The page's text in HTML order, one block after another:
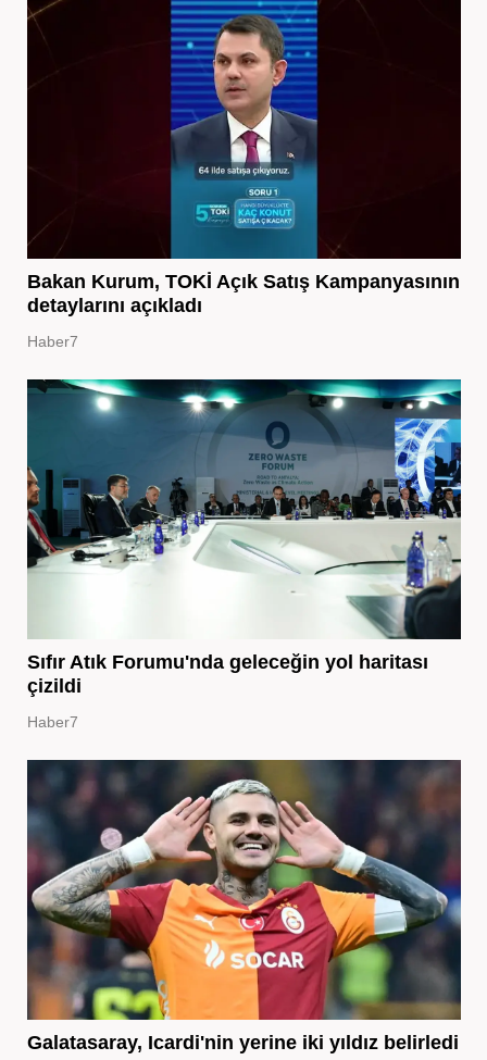
Bakan Kurum, TOKİ Açık Satış Kampanyasının
detaylarını açıkladı
Haber7
Sıfır Atık Forumu'nda geleceğin yol haritası
çizildi
Haber7
Galatasaray, Icardi'nin yerine iki yıldız belirledi